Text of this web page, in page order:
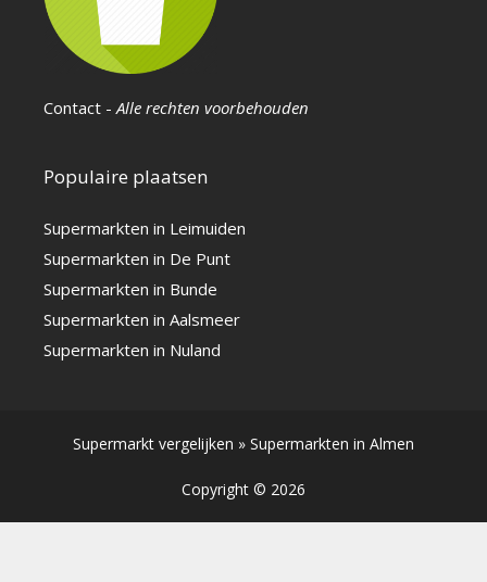
Contact -Alle rechten voorbehouden
Populaire plaatsen
Supermarkten in Leimuiden
Supermarkten in De Punt
Supermarkten in Bunde
Supermarkten in Aalsmeer
Supermarkten in Nuland
Supermarkt vergelijken » Supermarkten in Almen
Copyright © 2026